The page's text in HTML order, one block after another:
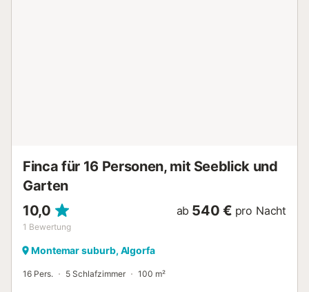
Finca für 16 Personen, mit Seeblick und
Garten
10,0
1 Bewertung
ab 540 € pro Nacht
Montemar suburb, Algorfa
16 Pers. 5 Schlafzimmer 100 m²